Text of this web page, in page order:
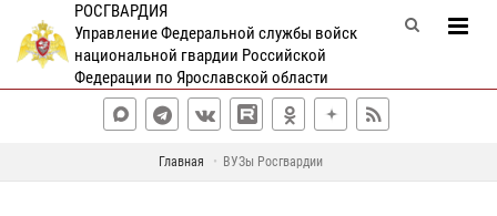
РОСГВАРДИЯ
Управление Федеральной службы войск
национальной гвардии Российской
Федерации по Ярославской области
Главная ВУЗы Росгвардии